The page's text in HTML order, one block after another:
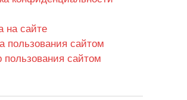
на сайте
пользования сайтом
пользования сайтом